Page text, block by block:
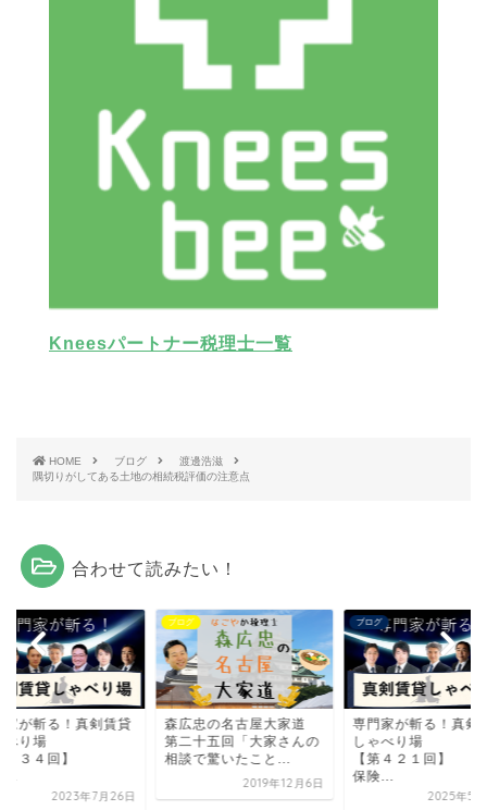
Kneesパートナー税理士一覧
HOME ブログ
渡邊浩滋
隅切りがしてある土地の相続税評価の注意点
合わせて読みたい！
家が斬る！真剣賃貸
べり場
３４回】
2023年7月26日
ブログ
森広忠の名古屋大家道
第二十五回「大家さんの
相談で驚いたこと...
2019年12月6日
ブログ
専門家が斬る！真剣
しゃべり場
【第４２１回】
保険...
2025年5